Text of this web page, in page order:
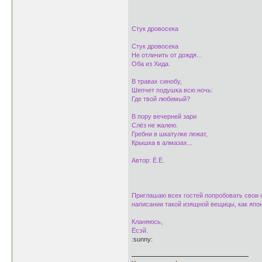
Стук дровосека
Стук дровосека
Не отличить от дождя...
Оба из Хида.
В травах синобу,
Шепчет подушка всю ночь:
Где твой любимый?
В пору вечерней зари
Слёз не жалею.
Гребни в шкатулке лежат,
Крышка в алмазах...
Автор: Ё.Ё.
Приглашаю всех гостей попробовать свои
написании такой изящной вещицы, как
Кланяюсь,
Ёсэй.
:sunny: